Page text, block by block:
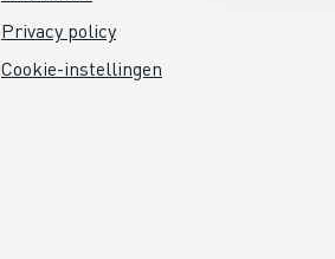
Privacy policy
Cookie-instellingen